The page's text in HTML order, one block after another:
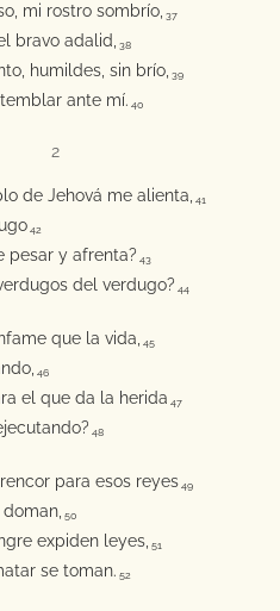
mi rostro sombrío, 37
bravo adalid, 38
humildes, sin brío, 39
ante mí. 40
2
de Jehová me alienta, 41
42
pesar y afrenta? 43
del verdugo? 44
que la vida, 45
46
el que da la herida 47
48
para esos reyes 49
50
expiden leyes, 51
se toman. 52